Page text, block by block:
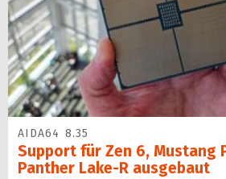
AIDA64 8.35
Support für Zen 6, Mustang
Panther Lake-R ausgebaut